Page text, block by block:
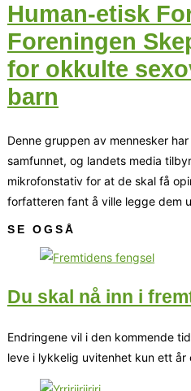
Human-etisk
Foreningen
for okkulte
barn
Denne gruppen av mennesker
samfunnet, og landets media
mikrofonstativ for at de skal få
forfatteren fant å ville legge dem
SE OGSÅ
Du skal nå inn i
Endringene vil i den kommende
leve i lykkelig uvitenhet kun ett år